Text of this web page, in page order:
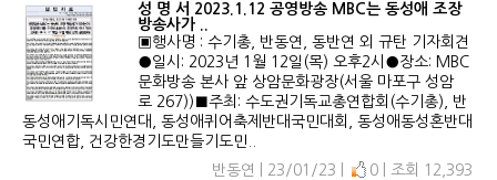
성 명 서 2023.1.12 공영방송 MBC는 동성애 조장
방송사가 ..
▣행사명 : 수기총, 반동연, 동반연 외 규탄 기자회견
●일시: 2023년 1월 12일(목) 오후2시●장소: MBC
문화방송 본사 앞 상암문화광장(서울 마포구 성암
로 267))■주최: 수도권기독교총연합회(수기총), 반
동성애기독시민연대, 동성애퀴어축제반대국민대회, 동성애동성혼반대
국민연합, 건강한경기도만들기도민..
반동연 | 23/01/23 |
0 | 조회 12,393